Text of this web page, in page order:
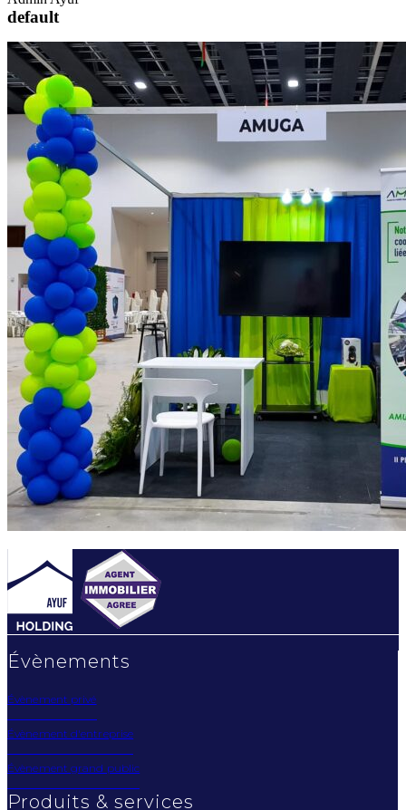
default
Évènements
Évènement privé
Évènement d'entreprise
Évènement grand public
Produits & services